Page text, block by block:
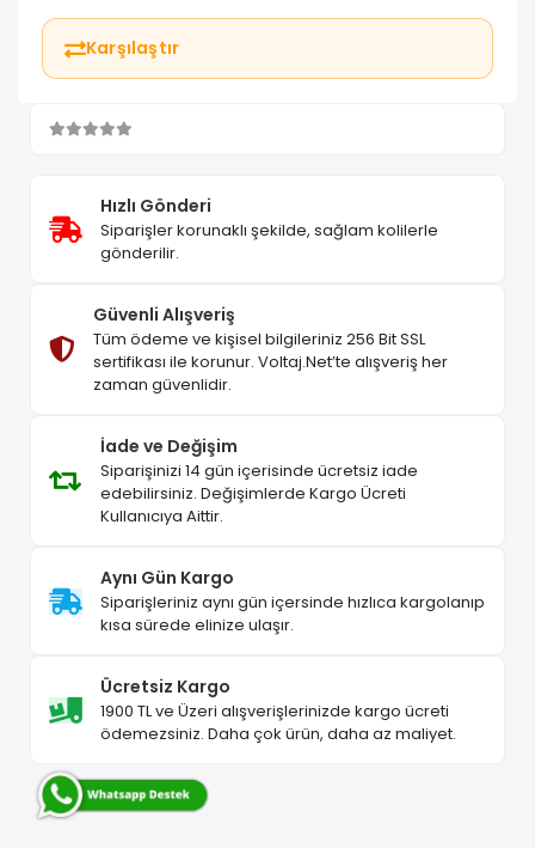
Karşılaştır
Hızlı Gönderi
Siparişler korunaklı şekilde, sağlam kolilerle
gönderilir.
Güvenli Alışveriş
Tüm ödeme ve kişisel bilgileriniz 256 Bit SSL
sertifikası ile korunur. Voltaj.Net’te alışveriş her
zaman güvenlidir.
İade ve Değişim
Siparişinizi 14 gün içerisinde ücretsiz iade
edebilirsiniz. Değişimlerde Kargo Ücreti
Kullanıcıya Aittir.
Aynı Gün Kargo
Siparişleriniz aynı gün içersinde hızlıca kargolanıp
kısa sürede elinize ulaşır.
Ücretsiz Kargo
1900 TL ve Üzeri alışverişlerinizde kargo ücreti
ödemezsiniz. Daha çok ürün, daha az maliyet.